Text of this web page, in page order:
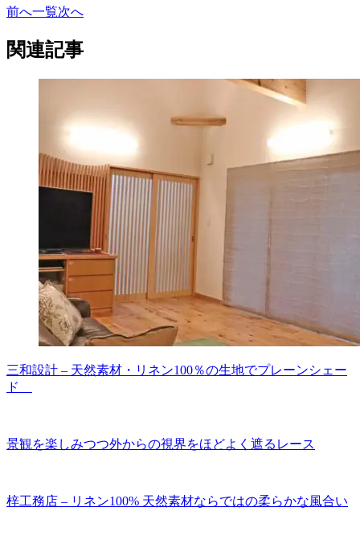
前へ一覧次へ
関連記事
三和設計 – 天然素材・リネン100％の生地でプレーンシェー
ド
景観を楽しみつつ外からの視界をほどよく遮るレース
梓工務店 – リネン100% 天然素材ならではの柔らかな風合い